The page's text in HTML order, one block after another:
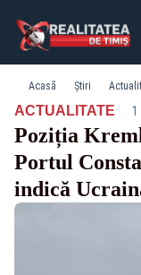
Acasă Știri
ACTUALITATE·
Poziția
Portul
indică